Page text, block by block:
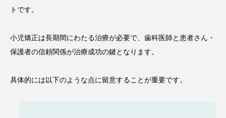
トです。
小児矯正は長期間にわたる治療が必要で、歯科医師と患者さん・
保護者の信頼関係が治療成功の鍵となります。
具体的には以下のような点に留意することが重要です。